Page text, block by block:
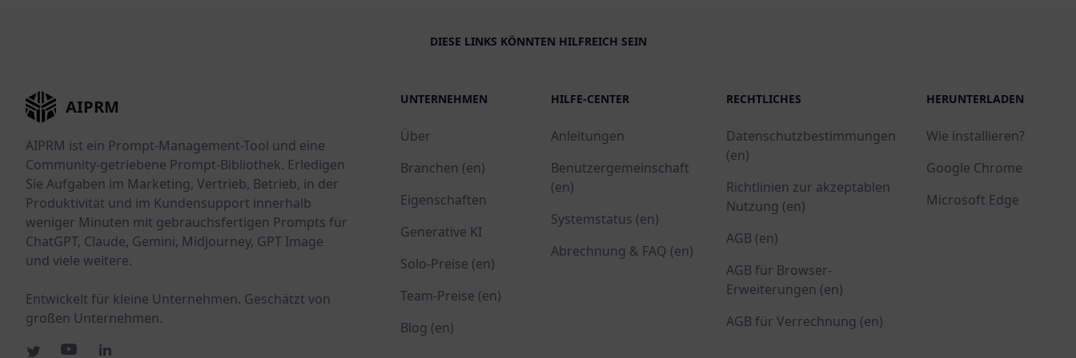
DIESE LINKS KÖNNTEN HILFREICH SEIN
AIPRM
AIPRM ist ein Prompt-Management-Tool und eine
Community-getriebene Prompt-Bibliothek. Erledigen
Sie Aufgaben im Marketing, Vertrieb, Betrieb, in der
Produktivität und im Kundensupport innerhalb
weniger Minuten mit gebrauchsfertigen Prompts für
ChatGPT, Claude, Gemini, Midjourney, GPT Image
und viele weitere.
Entwickelt für kleine Unternehmen. Geschätzt von
großen Unternehmen.
UNTERNEHMEN
Über
Branchen (en)
Eigenschaften
Generative KI
Solo-Preise (en)
Team-Preise (en)
Blog (en)
HILFE-CENTER
Anleitungen
Benutzergemeinschaft
(en)
Systemstatus (en)
Abrechnung & FAQ (en)
RECHTLICHES
Datenschutzbestimmungen
(en)
Richtlinien zur akzeptablen
Nutzung (en)
AGB (en)
AGB für Browser-
Erweiterungen (en)
AGB für Verrechnung (en)
HERUNTERLADEN
Wie installieren?
Google Chrome
Microsoft Edge